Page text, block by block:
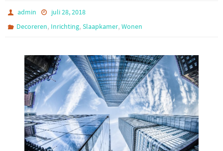
admin
juli 28, 2018
Decoreren, Inrichting,Slaapkamer,Wonen